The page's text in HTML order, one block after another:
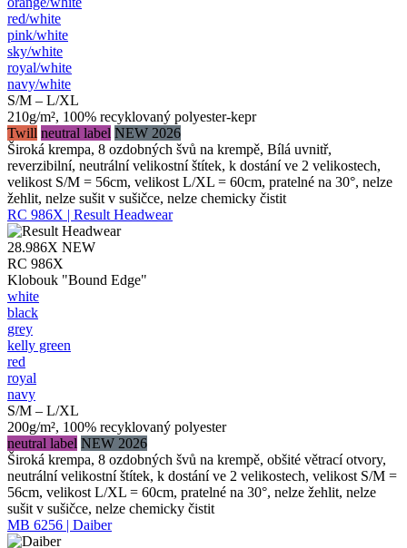
red/​white
pink/​white
sky/​white
royal/​white
navy/​white
S/M – L/XL
210g/m², 100% recyklovaný polyester-kepr
Twill neutral label NEW 2026
Široká krempa, 8 ozdobných švů na krempě, Bílá uvnitř,
reverzibilní, neutrální velikostní štítek, k dostání ve 2 velikostech,
velikost S/M = 56cm, velikost L/XL = 60cm, pratelné na 30°, nelze
žehlit, nelze sušit v sušičce, nelze chemicky čistit
RC 986X | Result Headwear
28.986X NEW
RC 986X
Klobouk "Bound Edge"
white
black
grey
kelly green
red
royal
navy
S/M – L/XL
200g/m², 100% recyklovaný polyester
neutral label NEW 2026
Široká krempa, 8 ozdobných švů na krempě, obšité větrací otvory,
neutrální velikostní štítek, k dostání ve 2 velikostech, velikost S/M =
56cm, velikost L/XL = 60cm, pratelné na 30°, nelze žehlit, nelze
sušit v sušičce, nelze chemicky čistit
MB 6256 | Daiber